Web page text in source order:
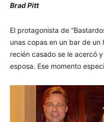
Brad Pitt
El protagonista de
unas copas en un bar de
recién casado se le acercó
esposa. Ese momento